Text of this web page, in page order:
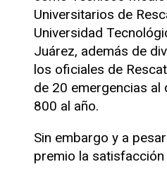
Universitarios de
Universidad
Juárez, además de
los oficiales de
de 20 emergencias al
800 al año.
Sin embargo y a
premio la